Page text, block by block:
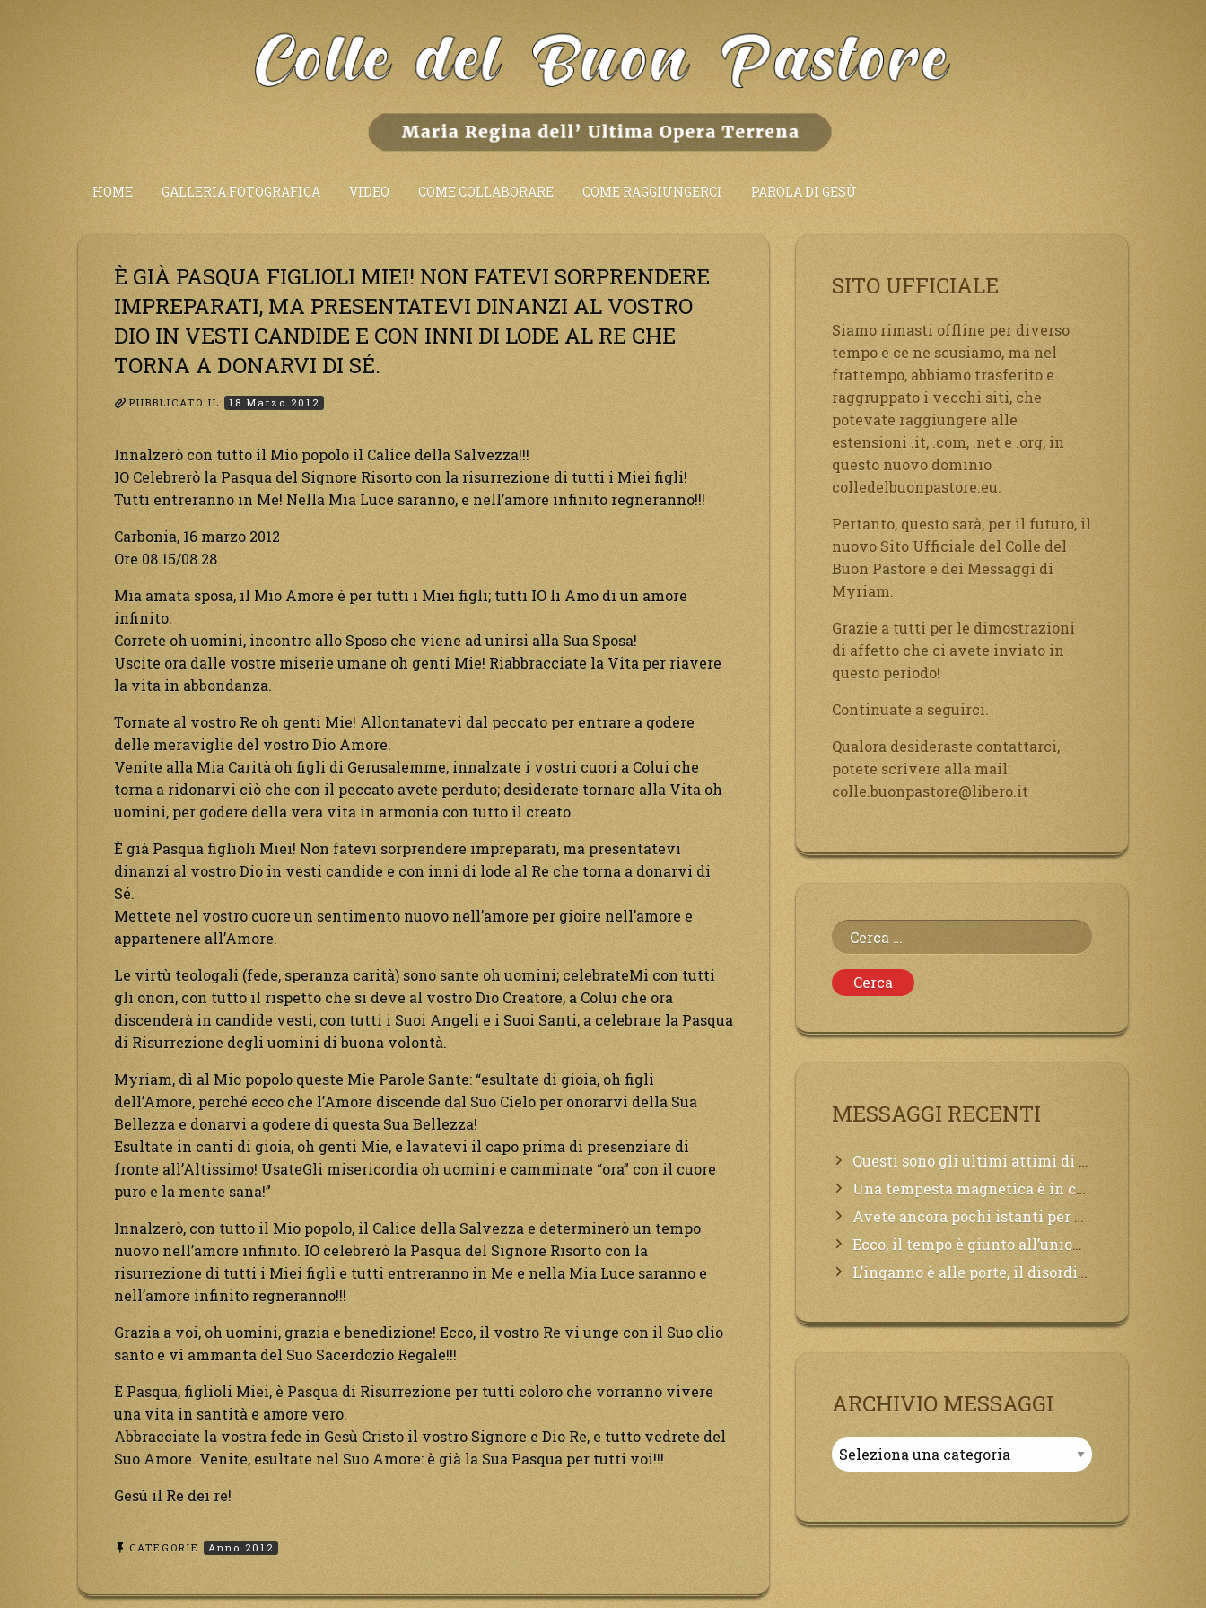
HOME GALLERIA FOTOGRAFICA VIDEO COME COLLABORARE COME RAGGIUNGERCI PAROLA DI GESÙ
È GIÀ PASQUA FIGLIOLI MIEI! NON FATEVI SORPRENDERE
IMPREPARATI, MA PRESENTATEVI DINANZI AL VOSTRO
DIO IN VESTI CANDIDE E CON INNI DI LODE AL RE CHE
TORNA A DONARVI DI SÉ.
PUBBLICATO IL 18 Marzo 2012
Innalzerò con tutto il Mio popolo il Calice della Salvezza!!!
IO Celebrerò la Pasqua del Signore Risorto con la risurrezione di tutti i Miei figli!
Tutti entreranno in Me! Nella Mia Luce saranno, e nell’amore infinito regneranno!!!
Carbonia, 16 marzo 2012
Ore 08.15/08.28
Mia amata sposa, il Mio Amore è per tutti i Miei figli; tutti IO li Amo di un amore
infinito.
Correte oh uomini, incontro allo Sposo che viene ad unirsi alla Sua Sposa!
Uscite ora dalle vostre miserie umane oh genti Mie! Riabbracciate la Vita per riavere
la vita in abbondanza.
Tornate al vostro Re oh genti Mie! Allontanatevi dal peccato per entrare a godere
delle meraviglie del vostro Dio Amore.
Venite alla Mia Carità oh figli di Gerusalemme, innalzate i vostri cuori a Colui che
torna a ridonarvi ciò che con il peccato avete perduto; desiderate tornare alla Vita oh
uomini, per godere della vera vita in armonia con tutto il creato.
È già Pasqua figlioli Miei! Non fatevi sorprendere impreparati, ma presentatevi
dinanzi al vostro Dio in vesti candide e con inni di lode al Re che torna a donarvi di
Sé.
Mettete nel vostro cuore un sentimento nuovo nell’amore per gioire nell’amore e
appartenere all’Amore.
Le virtù teologali (fede, speranza carità) sono sante oh uomini; celebrateMi con tutti
gli onori, con tutto il rispetto che si deve al vostro Dio Creatore, a Colui che ora
discenderà in candide vesti, con tutti i Suoi Angeli e i Suoi Santi, a celebrare la Pasqua
di Risurrezione degli uomini di buona volontà.
Myriam, dì al Mio popolo queste Mie Parole Sante: “esultate di gioia, oh figli
dell’Amore, perché ecco che l’Amore discende dal Suo Cielo per onorarvi della Sua
Bellezza e donarvi a godere di questa Sua Bellezza!
Esultate in canti di gioia, oh genti Mie, e lavatevi il capo prima di presenziare di
fronte all’Altissimo! UsateGli misericordia oh uomini e camminate “ora” con il cuore
puro e la mente sana!”
Innalzerò, con tutto il Mio popolo, il Calice della Salvezza e determinerò un tempo
nuovo nell’amore infinito. IO celebrerò la Pasqua del Signore Risorto con la
risurrezione di tutti i Miei figli e tutti entreranno in Me e nella Mia Luce saranno e
nell’amore infinito regneranno!!!
Grazia a voi, oh uomini, grazia e benedizione! Ecco, il vostro Re vi unge con il Suo olio
santo e vi ammanta del Suo Sacerdozio Regale!!!
È Pasqua, figlioli Miei, è Pasqua di Risurrezione per tutti coloro che vorranno vivere
una vita in santità e amore vero.
Abbracciate la vostra fede in Gesù Cristo il vostro Signore e Dio Re, e tutto vedrete del
Suo Amore. Venite, esultate nel Suo Amore: è già la Sua Pasqua per tutti voi!!!
Gesù il Re dei re!
CATEGORIE Anno 2012
SITO UFFICIALE
Siamo rimasti offline per diverso
tempo e ce ne scusiamo, ma nel
frattempo, abbiamo trasferito e
raggruppato i vecchi siti, che
potevate raggiungere alle
estensioni .it, .com, .net e .org, in
questo nuovo dominio
colledelbuonpastore.eu.
Pertanto, questo sarà, per il futuro, il
nuovo Sito Ufficiale del Colle del
Buon Pastore e dei Messaggi di
Myriam.
Grazie a tutti per le dimostrazioni
di affetto che ci avete inviato in
questo periodo!
Continuate a seguirci.
Qualora desideraste contattarci,
potete scrivere alla mail:
colle.buonpastore@libero.it
Ricerca
per:
MESSAGGI RECENTI
Questi sono gli ultimi attimi di vita, chi si vuole salvare Mi chiami in suo aiuto.
Una tempesta magnetica è in corso, questa generazione patirà. Il black out non tarderà ad arrivare e tutta la Terra sarà oscurata.
Avete ancora pochi istanti per convertirvi, non perdete tempo, la sciagura arriverà all’improvviso e per chi non si sarà preparato saranno dolori.
Ecco, il tempo è giunto all’unione del Padre con il figlio, non avete che da attendere pochissimo.
L’inganno è alle porte, il disordine degli ordinati urlerà perdono, ma sarà troppo tardi, il tradimento è stato grande!
ARCHIVIO MESSAGGI
Archivio
Messaggi